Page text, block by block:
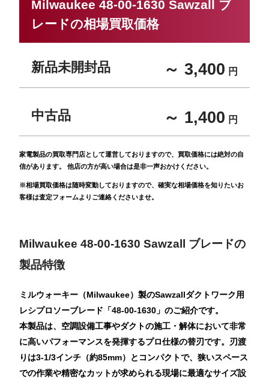
Milwaukee 48-00-1630 Sawzall ブ
レードの相場買取価格
新品未開封品 ～ 3,400 円
中古品 ～ 1,400 円
家電製品の買取専門店として運営しておりますので、買取価格には絶対の自
信があります。 他店の方が高い場合は是非一声おかけください。
※相場買取価格は随時変動しておりますので、確実な相場価格を知りたいお
客様は査定フォームよりご連絡くださいませ。
Milwaukee 48-00-1630 Sawzall ブレードの
製品特徴
ミルウォーキー（Milwaukee）製のSawzallダクトワーク用
レシプロソーブレード「48-00-1630」のご紹介です。
本製品は、空調設備工事やダクトの施工・解体において非常
に高いパフォーマンスを発揮するプロ仕様の替刃です。刃渡
りは3-1/3インチ（約85mm）とコンパクトで、狭いスペース
での作業や精密なカットが求められる現場に最適なサイズ設